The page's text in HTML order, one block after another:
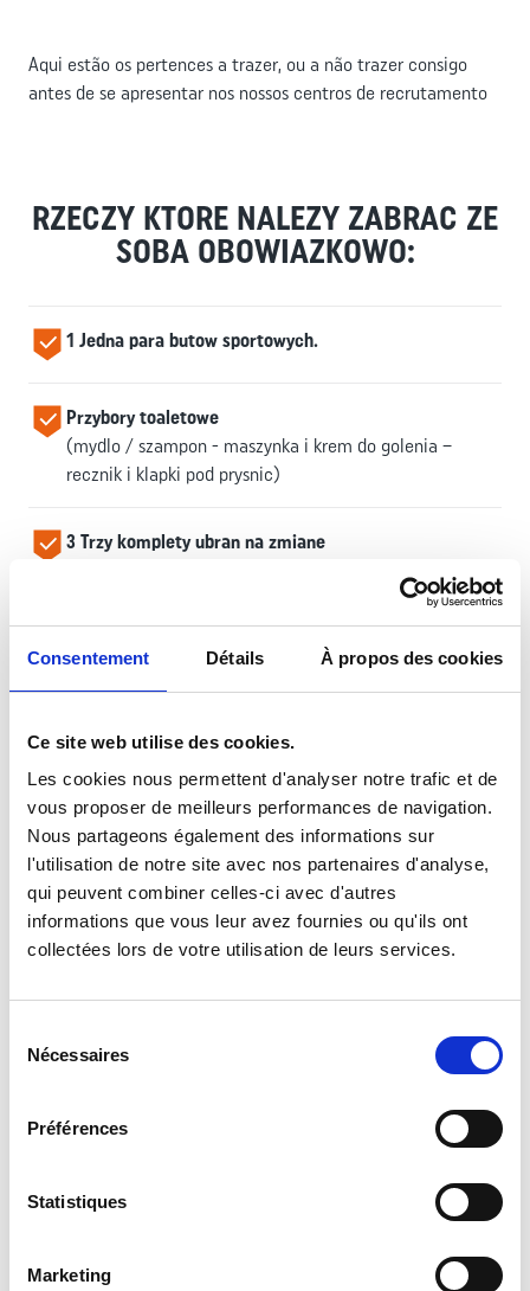
Consentement Détails À propos des cookies
Ce site web utilise des cookies.
Les cookies nous permettent d'analyser notre trafic et de
vous proposer de meilleurs performances de navigation.
Nous partageons également des informations sur
l'utilisation de notre site avec nos partenaires d'analyse,
qui peuvent combiner celles-ci avec d'autres
informations que vous leur avez fournies ou qu'ils ont
collectées lors de votre utilisation de leurs services.
Nécessaires
Préférences
Statistiques
Marketing
Aqui estão os pertences a trazer, ou a não trazer consigo
antes de se apresentar nos nossos centros de recrutamento
RZECZY KTORE NALEZY ZABRAC ZE
SOBA OBOWIAZKOWO:
1 Jedna para butow sportowych.
Przybory toaletowe
(mydlo / szampon - maszynka i krem do golenia –
recznik i klapki pod prysnic)
3 Trzy komplety ubran na zmiane
maksymalnie 70€
RZECZY NIEPOTRZEBNE :
Odtwarzacze muzyki i wszelkiego rodzaju odtwarzacze
audio- video.
Bizuteria i rzeczy wartosciowe.